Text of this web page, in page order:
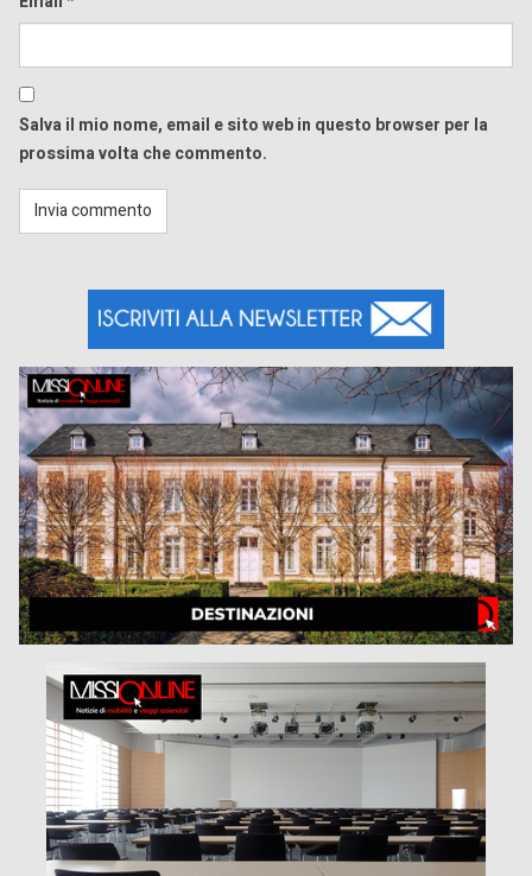
Salva il mio nome, email e sito web in questo browser per la
prossima volta che commento.